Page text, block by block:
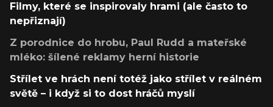
Filmy, které se inspirovaly hrami (ale často to
nepřiznají)
Z porodnice do hrobu, Paul Rudd a mateřské
mléko: šílené reklamy herní historie
Střílet ve hrách není totéž jako střílet v reálném
světě – i když si to dost hráčů myslí